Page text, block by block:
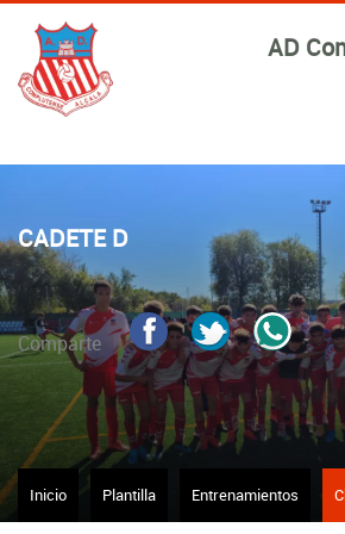
AD
CADETE D
Comparte
Inicio Plantilla Entrenamientos